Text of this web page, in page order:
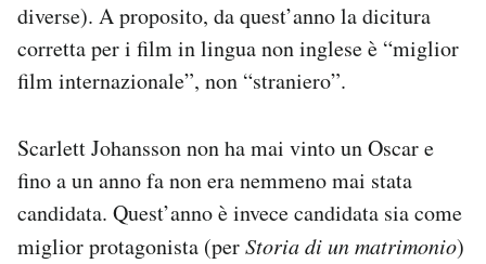
diverse). A proposito, da quest’anno la dicitura
corretta per i film in lingua non inglese è “miglior
film internazionale”, non “straniero”.
Scarlett Johansson non ha mai vinto un Oscar e
fino a un anno fa non era nemmeno mai stata
candidata. Quest’anno è invece candidata sia come
miglior protagonista (perStoria di un matrimonio)